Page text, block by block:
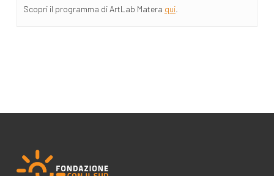
Scopri il programma di ArtLab Matera qui.